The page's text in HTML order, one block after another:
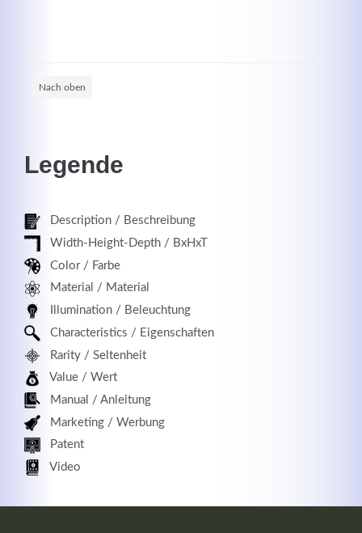
Nach oben
Legende
Description / Beschreibung
Width-Height-Depth / BxHxT
Color / Farbe
Material / Material
Illumination / Beleuchtung
Characteristics / Eigenschaften
Rarity / Seltenheit
Value / Wert
Manual / Anleitung
Marketing / Werbung
Patent
Video